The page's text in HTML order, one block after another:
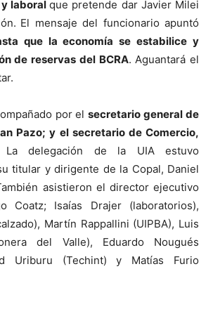
laboral que pretende dar Javier Milei
El mensaje del funcionario apuntó
que la economía se estabilice y
de reservas del BCRA. Aguantará el
por elsecretario general de
Pazo; y el secretario de Comercio,
La delegación de la UIA estuvo
titular y dirigente de la Copal, Daniel
asistieron el director ejecutivo
Coatz; Isaías Drajer (laboratorios),
Martín Rappallini (UIPBA), Luis
del Valle), Eduardo Nougués
Uriburu (Techint) y Matías Furio